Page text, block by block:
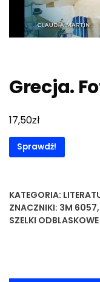
Grecja.
17,50zł
Sprawdź!
KATEGORIA:
ZNACZNIKI: 3M 6057,
SZELKI ODBLASKOWE